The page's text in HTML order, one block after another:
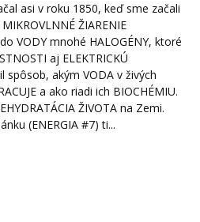
asi v roku 1850, keď sme začali
ŽIARENIE
VODY mnohé HALOGÉNY, ktoré
aj ELEKTRICKÚ
spôsob, akým VODA v živých
a ako riadi ich BIOCHÉMIU.
ŽIVOTA na Zemi.
(ENERGIA #7) ti...